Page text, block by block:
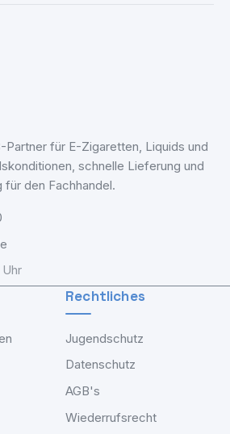
Partner für E-Zigaretten, Liquids und
schnelle Lieferung und
den Fachhandel.
Rechtliches
Jugendschutz
Datenschutz
AGB's
Wiederrufsrecht